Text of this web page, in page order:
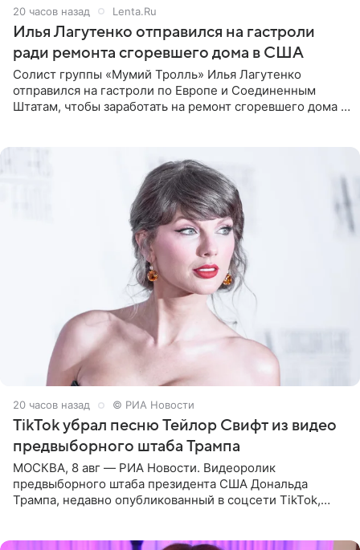
20 часов назад Lenta.Ru
Илья Лагутенко отправился на гастроли
ради ремонта сгоревшего дома в США
Солист группы «Мумий Тролль» Илья Лагутенко
отправился на гастроли по Европе и Соединенным
Штатам, чтобы заработать на ремонт сгоревшего дома в
20 часов назад © РИА Новости
TikTok убрал песню Тейлор Свифт из видео
предвыборного штаба Трампа
МОСКВА, 8 авг — РИА Новости. Видеоролик
предвыборного штаба президента США Дональда
Трампа, недавно опубликованный в соцсети TikTok,